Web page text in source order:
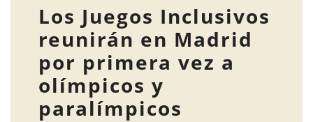
Los Juegos Inclusivos
reunirán en Madrid
por primera vez a
olímpicos y
paralímpicos